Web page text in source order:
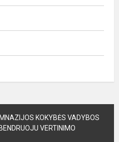
KOKYBĖS VADYBOS
VERTINIMO